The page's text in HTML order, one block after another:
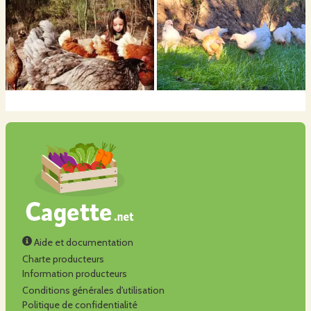
Aide et documentation
Charte producteurs
Information producteurs
Conditions générales d'utilisation
Politique de confidentialité